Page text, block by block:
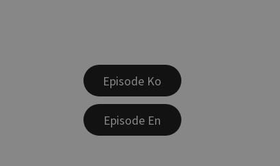
Episode Ko
Episode En